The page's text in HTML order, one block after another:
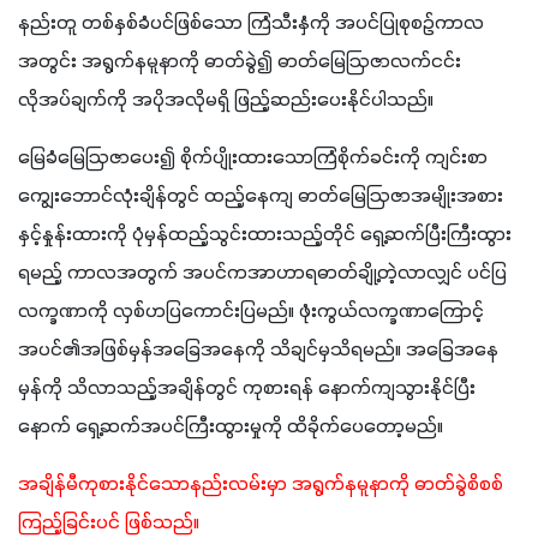
နည်းတူ တစ်နှစ်ခံပင်ဖြစ်သော ကြံသီးနှံကို အပင်ပြုစုစဉ်ကာလ
အတွင်း အရွက်နမူနာကို ဓာတ်ခွဲ၍ ဓာတ်မြေဩဇာလက်ငင်း
လိုအပ်ချက်ကို အပိုအလိုမရှိ ဖြည့်ဆည်းပေးနိုင်ပါသည်။
မြေခံမြေဩဇာပေး၍ စိုက်ပျိုးထားသောကြံစိုက်ခင်းကို ကျင်းစာ
ကျွေးဘောင်လုံးချိန်တွင် ထည့်နေကျ ဓာတ်မြေဩဇာအမျိုးအစား
နှင့်နှုန်းထားကို ပုံမှန်ထည့်သွင်းထားသည့်တိုင် ရှေ့ဆက်ပြီးကြီးထွား
ရမည့် ကာလအတွက် အပင်ကအာဟာရဓာတ်ချို့တဲ့လာလျှင် ပင်ပြ
လက္ခဏာကို လှစ်ဟပြကောင်းပြမည်။ ဖုံးကွယ်လက္ခဏာကြောင့်
အပင်၏အဖြစ်မှန်အခြေအနေကို သိချင်မှသိရမည်။ အခြေအနေ
မှန်ကို သိလာသည့်အချိန်တွင် ကုစားရန် နောက်ကျသွားနိုင်ပြီး
နောက် ရှေ့ဆက်အပင်ကြီးထွားမှုကို ထိခိုက်ပေတော့မည်။
အချိန်မီကုစားနိုင်သောနည်းလမ်းမှာ အရွက်နမူနာကို ဓာတ်ခွဲစိစစ်
ကြည့်ခြင်းပင် ဖြစ်သည်။